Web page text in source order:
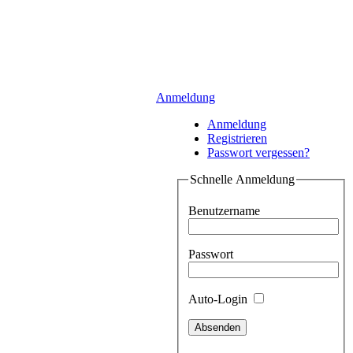
Anmeldung
Anmeldung
Registrieren
Passwort vergessen?
Schnelle Anmeldung
Benutzername
Passwort
Auto-Login